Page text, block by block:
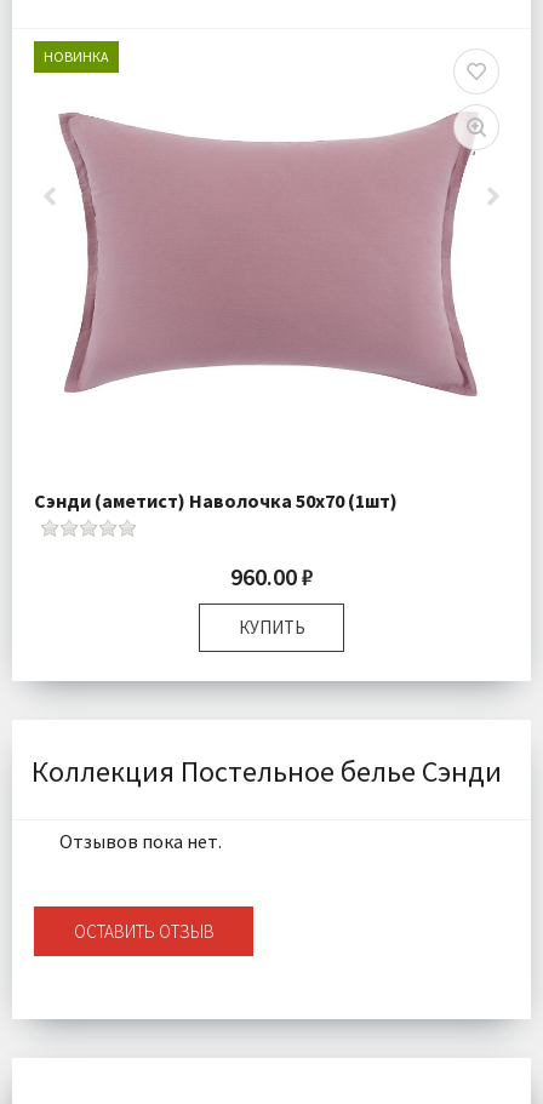
НОВИНКА
Сэнди (аметист) Наволочка 50х70 (1шт)
960.00 ₽
КУПИТЬ
Размер:
50х70 см
Доставка:
Подробнее
Коллекция Постельное белье Сэнди
Отзывов пока нет.
ОСТАВИТЬ ОТЗЫВ